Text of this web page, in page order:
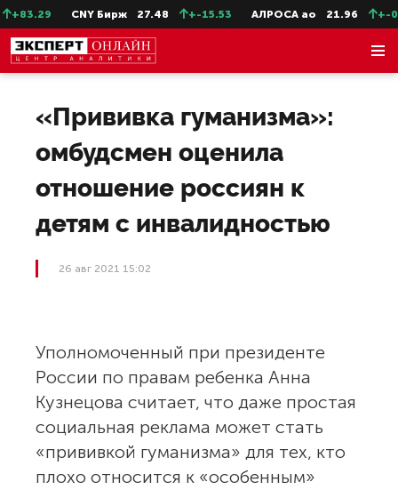
CNY Бирж 27.48 +-15.53 АЛРОСА ао 21.96 +-0.5
«Прививка гуманизма»:
омбудсмен оценила
отношение россиян к
детям с инвалидностью
26 авг 2021 15:02
Уполномоченный при президенте
России по правам ребенка Анна
Кузнецова считает, что даже простая
социальная реклама может стать
«прививкой гуманизма» для тех, кто
плохо относится к «особенным»